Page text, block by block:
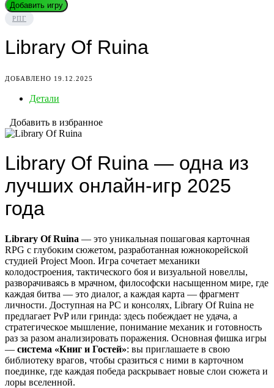
Добавить игру
РПГ
Library Of Ruina
ДОБАВЛЕНО 19.12.2025
Детали
Добавить в избранное
Library Of Ruina — одна из
лучших онлайн-игр 2025
года
Library Of Ruina — это уникальная пошаговая карточная
RPG с глубоким сюжетом, разработанная южнокорейской
студией Project Moon. Игра сочетает механики
колодостроения, тактического боя и визуальной новеллы,
разворачиваясь в мрачном, философски насыщенном мире, где
каждая битва — это диалог, а каждая карта — фрагмент
личности. Доступная на PC и консолях, Library Of Ruina не
предлагает PvP или гринда: здесь побеждает не удача, а
стратегическое мышление, понимание механик и готовность
раз за разом анализировать поражения. Основная фишка игры
— система «Книг и Гостей»: вы приглашаете в свою
библиотеку врагов, чтобы сразиться с ними в карточном
поединке, где каждая победа раскрывает новые слои сюжета и
лоры вселенной.